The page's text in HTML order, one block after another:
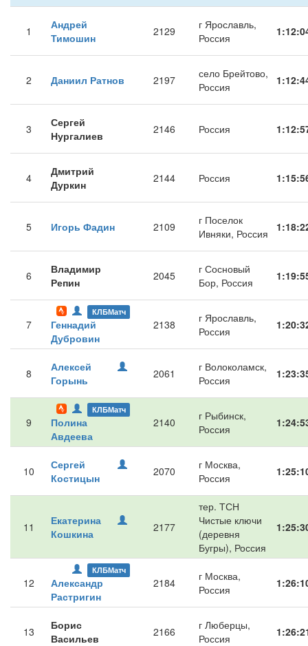
1
Андрей
Тимошин
2129
г Ярославль,
Россия
2 Даниил Ратнов 2197
село Брейтово,
Россия
3
Сергей
Нургалиев
2146 Россия
4
Дмитрий
Дуркин
2144 Россия
5 Игорь Фадин 2109
г Поселок
Ивняки, Россия
6
Владимир
Репин
2045
г Сосновый
Бор, Россия
7
КЛБМатч
Геннадий
Дубровин
2138
г Ярославль,
Россия
8
Алексей
Горынь
2061
г Волоколамск,
Россия
9
КЛБМатч
Полина
Авдеева
2140
г Рыбинск,
Россия
10
Сергей
Костицын
2070
г Москва,
Россия
11
Екатерина
Кошкина
2177
тер. ТСН
Чистые ключи
(деревня
Бугры), Россия
12
КЛБМатч
Александр
Растригин
2184
г Москва,
Россия
13
Борис
Васильев
2166
г Люберцы,
Россия